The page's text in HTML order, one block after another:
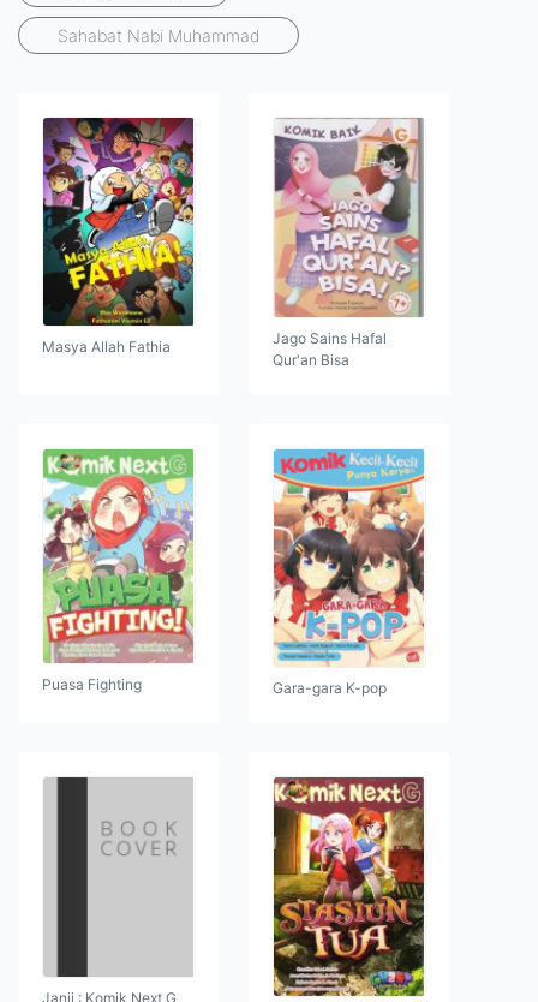
Sahabat Nabi Muhammad
Masya Allah Fathia
Jago Sains Hafal
Qur'an Bisa
Puasa Fighting Gara-gara K-pop
Janji : Komik Next G